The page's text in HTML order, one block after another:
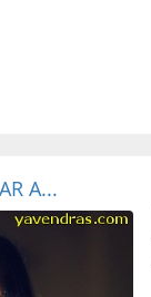
A...